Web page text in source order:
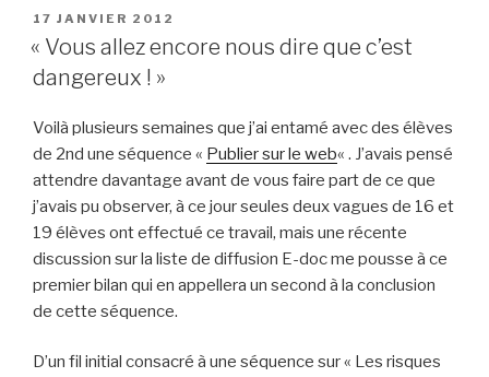
PUBLIÉ
LE
17 JANVIER 2012
« Vous allez encore nous dire que c’est
dangereux ! »
Voilà plusieurs semaines que j’ai entamé avec des élèves
de 2nd une séquence « Publier sur le web« . J’avais pensé
attendre davantage avant de vous faire part de ce que
j’avais pu observer, à ce jour seules deux vagues de 16 et
19 élèves ont effectué ce travail, mais une récente
discussion sur la liste de diffusion E-doc me pousse à ce
premier bilan qui en appellera un second à la conclusion
de cette séquence.
D’un fil initial consacré à une séquence sur « Les risques